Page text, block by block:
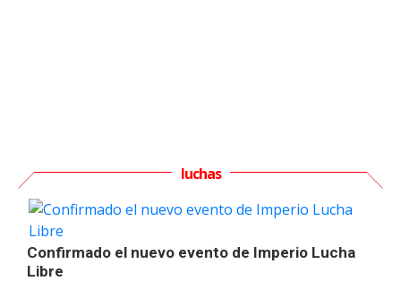
luchas
Confirmado el nuevo evento de Imperio Lucha
Libre